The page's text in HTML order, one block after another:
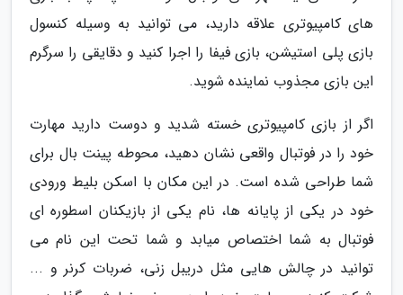
های کامپیوتری علاقه دارید، می توانید به وسیله کنسول
بازی پلی استیشن، بازی فیفا را اجرا کنید و دقایقی را سرگرم
این بازی مجذوب نماینده شوید.
اگر از بازی کامپیوتری خسته شدید و دوست دارید مهارت
خود را در فوتبال واقعی نشان دهید، محوطه پینت بال برای
شما طراحی شده است. در این مکان با اسکن بلیط ورودی
خود در یکی از پایانه ها، نام یکی از بازیکنان اسطوره ای
فوتبال به شما اختصاص میابد و شما تحت این نام می
توانید در چالش هایی مثل دریبل زنی، ضربات کرنر و ...